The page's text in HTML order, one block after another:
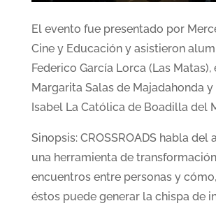
El evento fue presentado por
Cine y Educación y asistieron
Federico García Lorca (Las Matas),
Margarita Salas de Majadahonda y
Isabel La Católica de Boadilla del
Sinopsis: CROSSROADS habla del
una herramienta de
encuentros entre personas y
éstos puede generar la chispa de